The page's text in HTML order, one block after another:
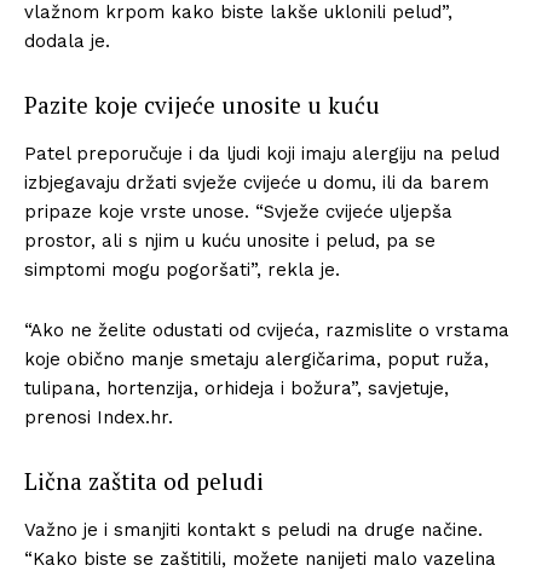
vlažnom krpom kako biste lakše uklonili pelud”,
dodala je.
Pazite koje cvijeće unosite u kuću
Patel preporučuje i da ljudi koji imaju alergiju na pelud
izbjegavaju držati svježe cvijeće u domu, ili da barem
pripaze koje vrste unose. “Svježe cvijeće uljepša
prostor, ali s njim u kuću unosite i pelud, pa se
simptomi mogu pogoršati”, rekla je.
“Ako ne želite odustati od cvijeća, razmislite o vrstama
koje obično manje smetaju alergičarima, poput ruža,
tulipana, hortenzija, orhideja i božura”, savjetuje,
prenosi Index.hr.
Lična zaštita od peludi
Važno je i smanjiti kontakt s peludi na druge načine.
“Kako biste se zaštitili, možete nanijeti malo vazelina